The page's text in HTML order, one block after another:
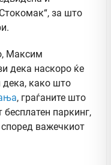
за што
Максим
дека наскоро ќе
дека, како што
, граѓаните што
паркинг,
важечкиот